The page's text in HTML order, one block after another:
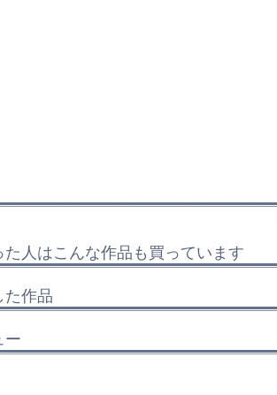
人はこんな作品も買っています
作品
ー